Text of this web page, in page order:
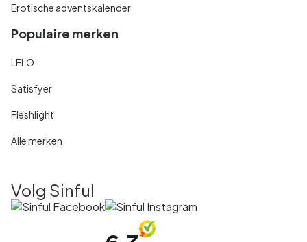
Erotische adventskalender
Populaire merken
LELO
Satisfyer
Fleshlight
Alle merken
Volg Sinful